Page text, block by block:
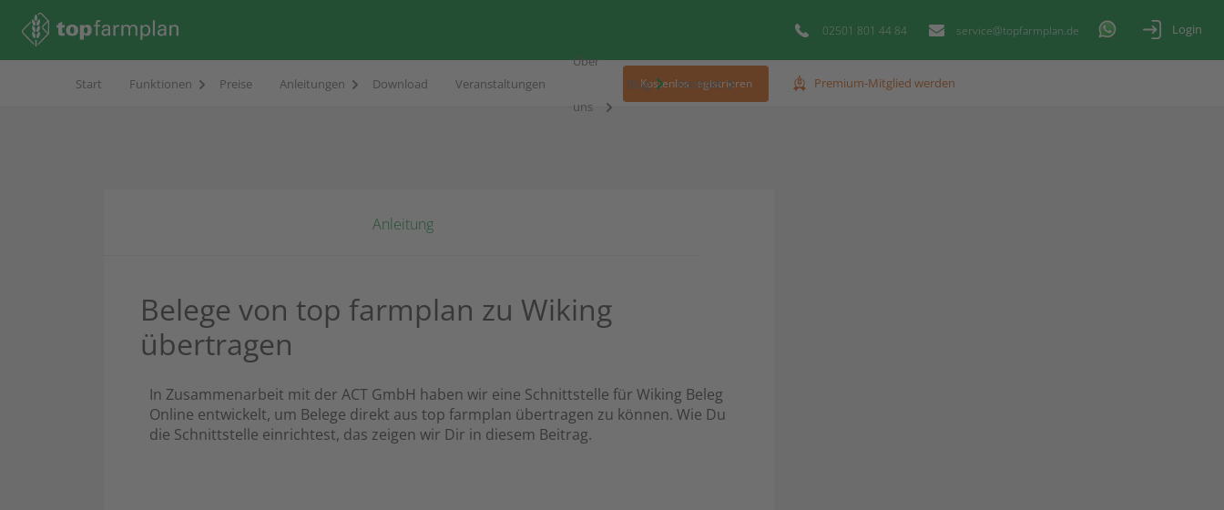
02501 801 44 84 service@topfarmplan.de Login
Start Funktionen Preise Anleitungen Download Veranstaltungen
Über
uns
Blog Kontakt
Kostenlos registrieren Premium-Mitglied werden
Anleitung
Belege von top farmplan zu Wiking
übertragen
In Zusammenarbeit mit der ACT GmbH haben wir eine Schnittstelle für Wiking Beleg
Online entwickelt, um Belege direkt aus top farmplan übertragen zu können. Wie Du
die Schnittstelle einrichtest, das zeigen wir Dir in diesem Beitrag.